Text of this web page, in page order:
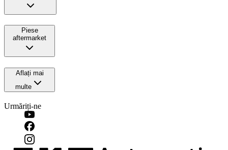
Piese
aftermarket
Aflați mai
multe
Urmăriți-ne